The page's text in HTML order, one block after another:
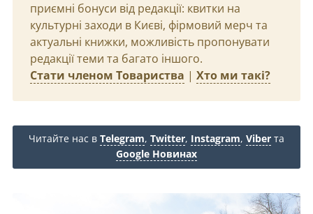
приємні бонуси від редакції: квитки на
культурні заходи в Києві, фірмовий мерч та
актуальні книжки, можливість пропонувати
редакції теми та багато іншого.
Стати членом Товариства | Хто ми такі?
Читайте нас в Telegram, Twitter, Instagram, Viber та
Google Новинах